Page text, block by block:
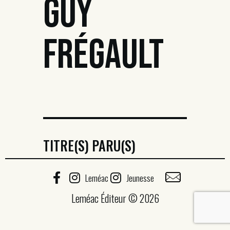
GUY
FRÉGAULT
TITRE(S) PARU(S)
Leméac Jeunesse
Leméac Éditeur © 2026